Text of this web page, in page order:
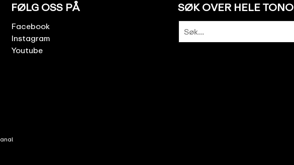
FØLG OSS PÅ
Facebook
Instagram
Youtube
SØK OVER HELE TONO